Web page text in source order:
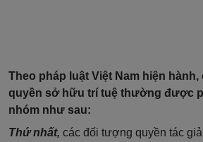
Theo pháp luật Việt Nam hiện
quyền sở hữu trí tuệ thường được
nhóm như sau:
Thứ nhất, các đối tượng quyền tác